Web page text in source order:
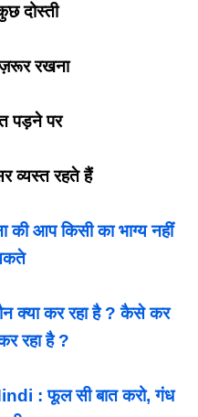
दोस्ती
ज़रूर रखना
पड़ने पर
व्यस्त रहते हैं
आप किसी का भाग्य नहीं
कर रहा है ? कैसे कर
रहा है ?
: फूल सी बात करो, गंध